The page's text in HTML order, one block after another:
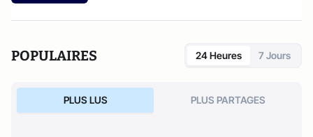
POPULAIRES 24 Heures 7 Jours
PLUS LUS PLUS PARTAGES